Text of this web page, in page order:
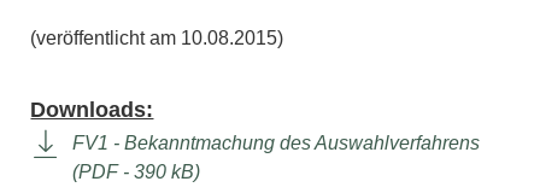
(veröffentlicht am 10.08.2015)
Downloads:
FV1 - Bekanntmachung des Auswahlverfahrens
(PDF - 390 kB)